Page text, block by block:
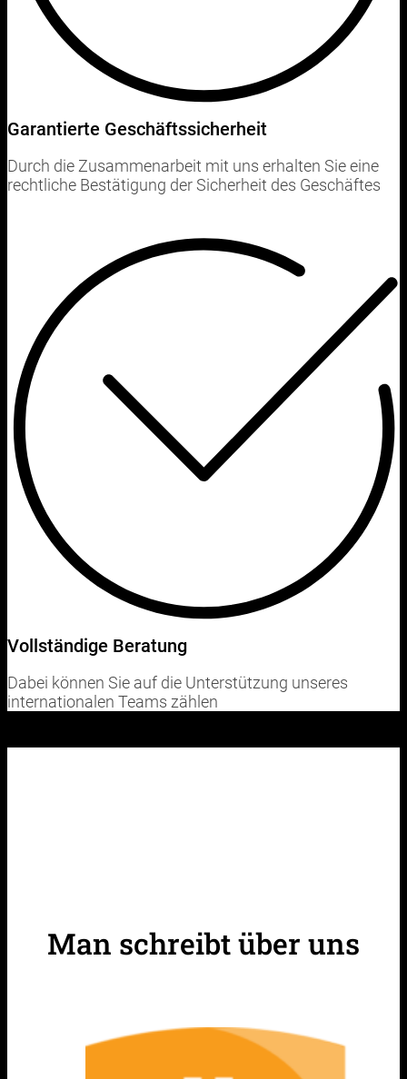
Garantierte Geschäftssicherheit
Durch die Zusammenarbeit mit uns erhalten Sie eine
rechtliche Bestätigung der Sicherheit des Geschäftes
Vollständige Beratung
Dabei können Sie auf die Unterstützung unseres
internationalen Teams zählen
Man schreibt über uns